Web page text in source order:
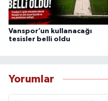
Vanspor’un kullanacağı
tesisler belli oldu
Yorumlar